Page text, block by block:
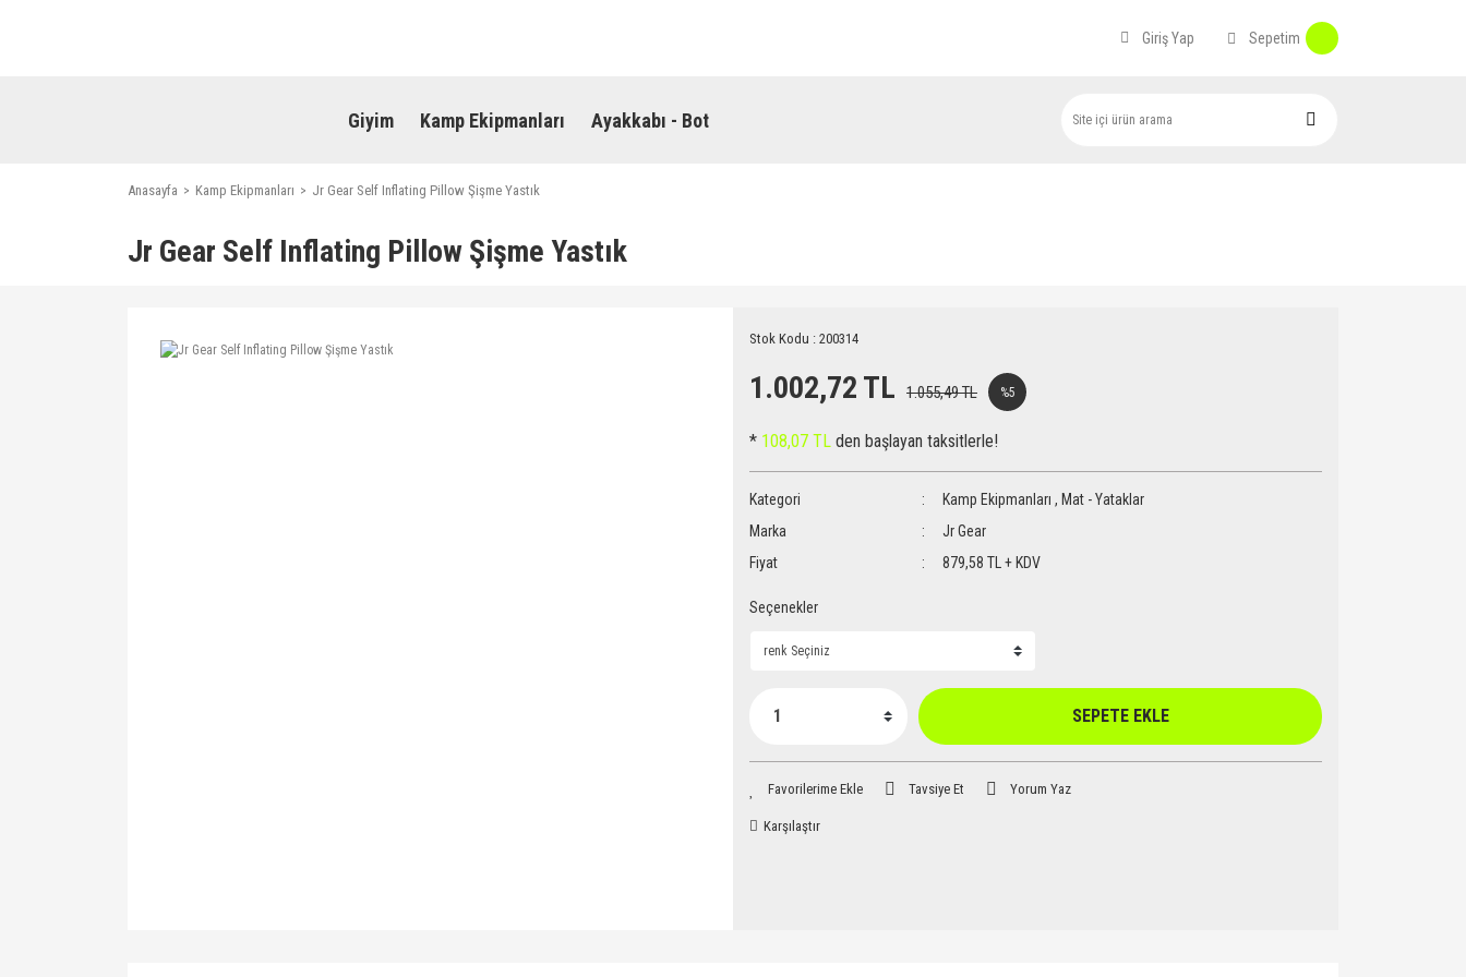
Giriş Yap Sepetim
Giyim Kamp Ekipmanları Ayakkabı - Bot
Anasayfa Kamp Ekipmanları Jr Gear Self Inflating Pillow Şişme Yastık
Jr Gear Self Inflating Pillow Şişme Yastık
Stok Kodu : 200314
1.002,72 TL 1.055,49 TL %5
* 108,07 TL den başlayan taksitlerle!
Kategori Kamp Ekipmanları , Mat - Yataklar
Marka
Jr Gear
Fiyat
879,58 TL + KDV
Seçenekler
SEPETE EKLE
Tavsiye Et Yorum Yaz
Karşılaştır